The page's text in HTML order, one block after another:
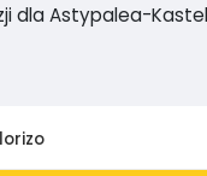
dla Astypalea-